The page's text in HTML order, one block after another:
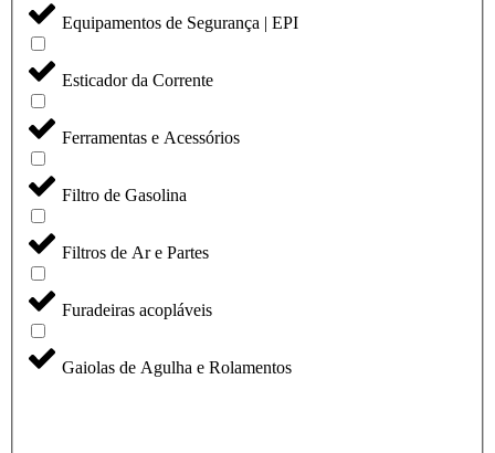
Equipamentos de Segurança | EPI
Esticador da Corrente
Ferramentas e Acessórios
Filtro de Gasolina
Filtros de Ar e Partes
Furadeiras acopláveis
Gaiolas de Agulha e Rolamentos